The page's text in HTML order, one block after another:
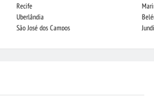
Recife
Uberlândia
São José dos Campos